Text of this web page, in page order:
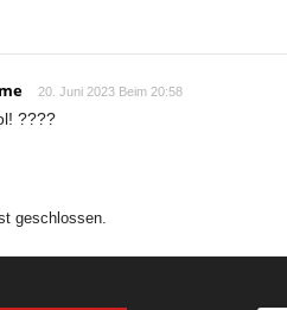
20. Juni 2023 Beim 20:58
????
geschlossen.